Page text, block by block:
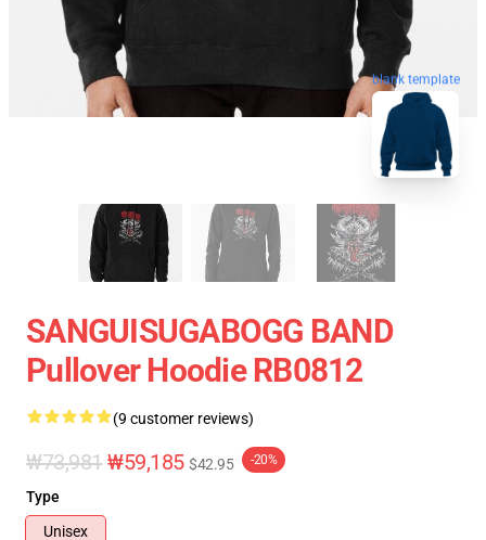
blank template
SANGUISUGABOGG BAND
Pullover Hoodie RB0812
(9 customer reviews)
₩73,981 ₩59,185 $42.95 -20%
Type
Unisex